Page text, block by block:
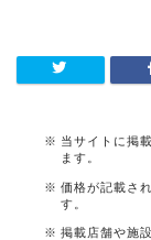
当サイトに掲
ます。
価格が記載さ
す。
掲載店舗や施